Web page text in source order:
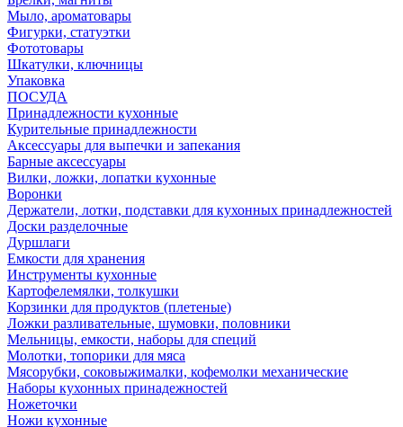
Мыло, ароматовары
Фигурки, статуэтки
Фототовары
Шкатулки, ключницы
Упаковка
ПОСУДА
Принадлежности кухонные
Курительные принадлежности
Аксессуары для выпечки и запекания
Барные аксессуары
Вилки, ложки, лопатки кухонные
Воронки
Держатели, лотки, подставки для кухонных принадлежностей
Доски разделочные
Дуршлаги
Емкости для хранения
Инструменты кухонные
Картофелемялки, толкушки
Корзинки для продуктов (плетеные)
Ложки разливательные, шумовки, половники
Мельницы, емкости, наборы для специй
Молотки, топорики для мяса
Мясорубки, соковыжималки, кофемолки механические
Наборы кухонных принадежностей
Ножеточки
Ножи кухонные